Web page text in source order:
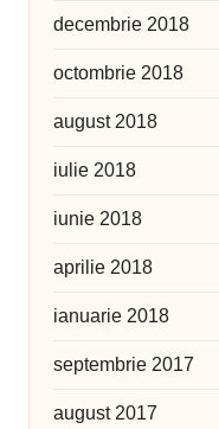
decembrie 2018
octombrie 2018
august 2018
iulie 2018
iunie 2018
aprilie 2018
ianuarie 2018
septembrie 2017
august 2017